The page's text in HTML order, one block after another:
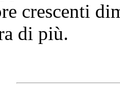
crescenti
di più.